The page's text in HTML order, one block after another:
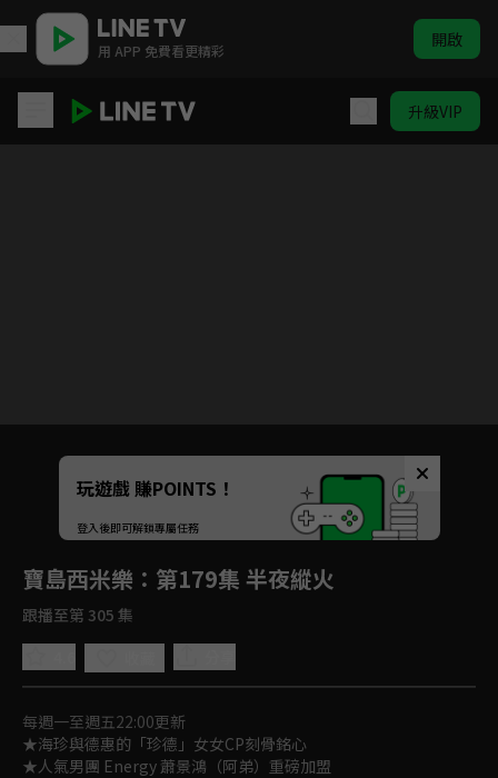
用 APP 免費看更精彩 開啟
升級VIP
Unmute
如有不便請見諒
玩遊戲 賺POINTS！
登入後即可解鎖專屬任務
寶島西米樂 ：第179集 半夜縱火
跟播至第 305 集
每週一至週五22:00更新
★海珍與德惠的「珍德」女女CP刻骨銘心
★人氣男團 Energy 蕭景鴻（阿弟）重磅加盟